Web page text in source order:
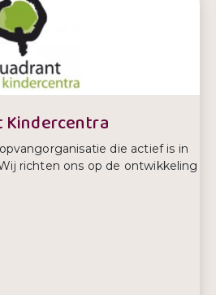
Kindercentra
die actief is in
richten ons op de ontwikkeling